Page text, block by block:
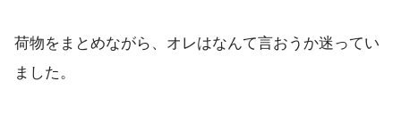
荷物をまとめながら、オレはなんて言おうか迷ってい
ました。